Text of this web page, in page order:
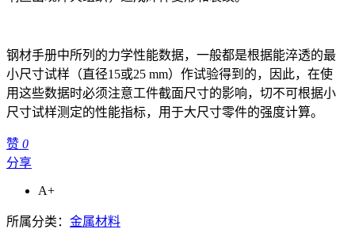
钢材手册中所列的力学性能数据，一般都是根据能淬透的最
小尺寸试样（直径15或25 mm）作试验得到的，因此，在使
用这些数据时必须注意工件截面尺寸的影响，切不可根据小
尺寸试样测定的性能指标，用于大尺寸零件的强度计算。
赞 0
分享
A+
所属分类： 金属材料